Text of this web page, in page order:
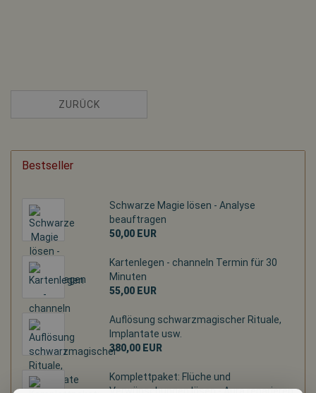
ZURÜCK
Bestseller
Schwarze Magie lösen - Analyse
beauftragen
50,00 EUR
Kartenlegen - channeln Termin für 30
Minuten
55,00 EUR
Auflösung schwarzmagischer Rituale,
Implantate usw.
380,00 EUR
Komplettpaket: Flüche und